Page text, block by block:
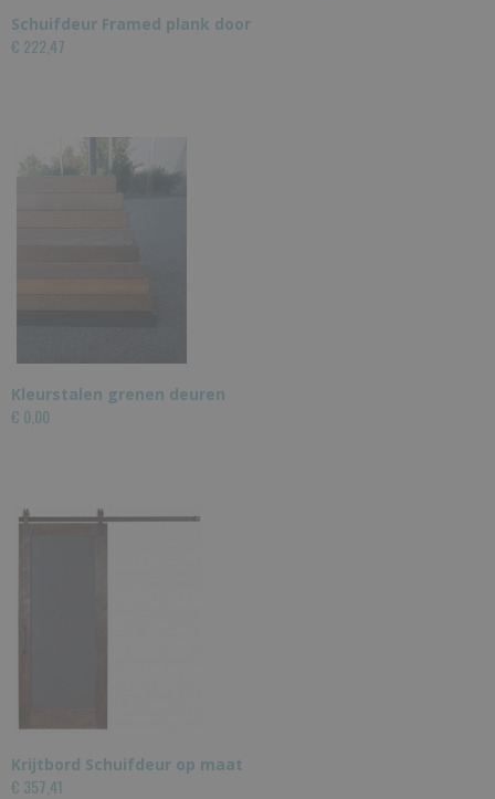
Schuifdeur Framed plank door
€ 222,47
Kleurstalen grenen deuren
€ 0,00
Krijtbord Schuifdeur op maat
€ 357,41